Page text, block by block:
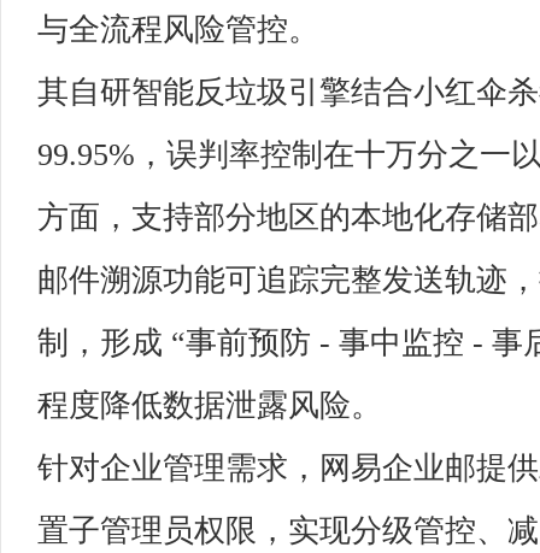
与全流程风险管控。
其自研智能反垃圾引擎结合小红伞
99.95%，误判率控制在十万分之一
方面，支持部分地区的本地化存储
邮件溯源功能可追踪完整发送轨迹
制，形成 “事前预防 - 事中监控 -
程度降低数据泄露风险。
针对企业管理需求，网易企业邮提
置子管理员权限，实现分级管控、